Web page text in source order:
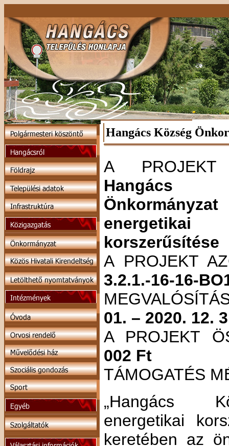
Hangács Község
A PROJEKT
Hangács
Önkormányzat
energetikai
korszerűsítése
A PROJEKT
3.2.1.-16-16-
01. – 2020. 12.
A PROJEKT
002 Ft
TÁMOGATÉS
„Hangács
energetikai
keretében az